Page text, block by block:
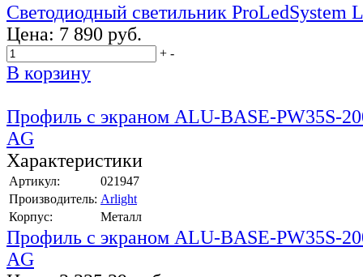
Светодиодный светильник ProLedSystem
Цена: 7 890 руб.
+ -
В корзину
Профиль с экраном ALU-BASE-PW35S-
AG
Характеристики
Артикул:
021947
Производитель: Arlight
Корпус:
Металл
Профиль с экраном ALU-BASE-PW35S-
AG